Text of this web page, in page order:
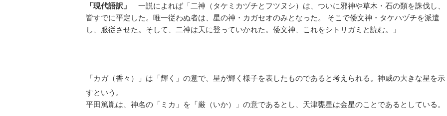
「現代語訳」 一説によれば「二神（タケミカヅチとフツヌシ）は、ついに邪神や草木・石の類を誅伐し、
皆すでに平定した。唯一従わぬ者は、星の神・カガセオのみとなった。 そこで倭文神・タケハヅチを派遣
し、服従させた。そして、二神は天に登っていかれた。倭文神、これをシトリガミと読む。」
「カガ（香々）」は「輝く」の意で、星が輝く様子を表したものであると考えられる 。神威の大きな星を示
すという 。
平田篤胤は、神名の「ミカ」を「厳（いか）」の意であるとし、天津甕星は金星のことであるとしている。